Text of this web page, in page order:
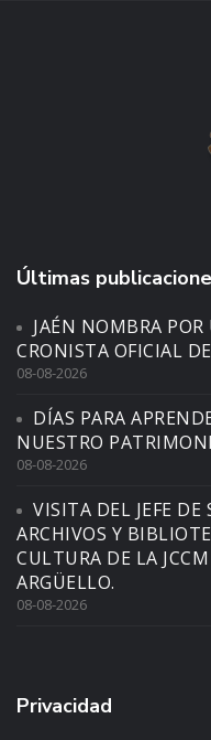
Últimas
JAÉN NOMBRA
CRONISTA OFICIAL
08-08-2026
DÍAS PARA
NUESTRO
08-08-2026
VISITA DEL JEFE DE
ARCHIVOS Y
CULTURA DE LA
ARGÜELLO.
08-08-2026
Privacidad